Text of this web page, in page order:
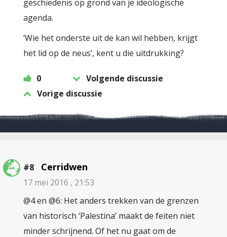
geschiedenis op grond van je ideologische
agenda.
‘Wie het onderste uit de kan wil hebben, krijgt
het lid op de neus’, kent u die uitdrukking?
0
Volgende discussie
Vorige discussie
#8 Cerridwen
17 mei 2016 , 21:53
@4 en @6: Het anders trekken van de grenzen
van historisch ‘Palestina’ maakt de feiten niet
minder schrijnend. Of het nu gaat om de